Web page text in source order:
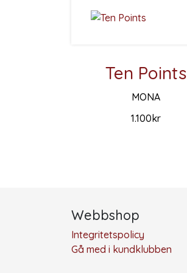
Ten Points
MONA
1.100kr
Webbshop
Integritetspolicy
Gå med i kundklubben